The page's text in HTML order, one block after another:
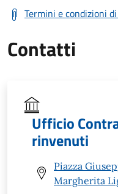
Termini e condizioni
Contatti
Ufficio
rinvenuti
Piazza
Margherita